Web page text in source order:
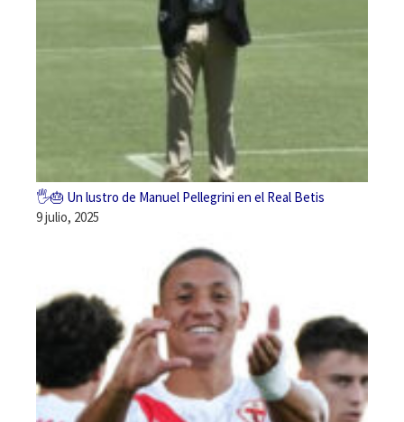
🖐️🎂 Un lustro de Manuel Pellegrini en el Real Betis
9 julio, 2025